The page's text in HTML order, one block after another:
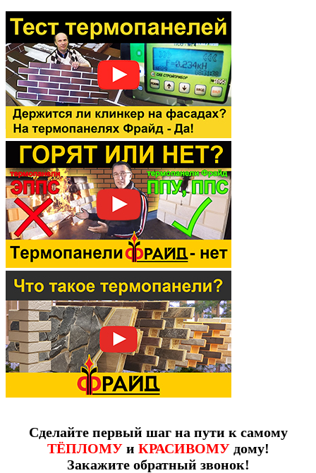
Сделайте первый шаг на пути к самому
ТЁПЛОМУи КРАСИВОМУдому!
Закажите обратный звонок!